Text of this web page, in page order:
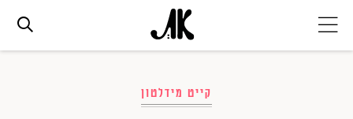
קייט מידלטון